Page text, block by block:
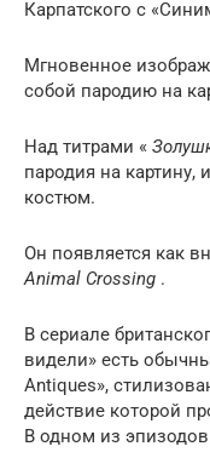
Карпатского с
Мгновенное
собой пародию на
Над титрами «
пародия на картину,
костюм.
Он появляется как
Animal Crossing .
В сериале
видели» есть
Antiques»,
действие которой
В одном из эпизодов